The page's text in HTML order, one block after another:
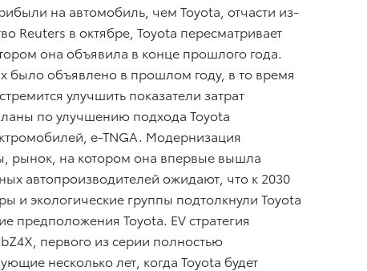
на автомобиль, чем Toyota, отчасти из-
Reuters в октябре, Toyota пересматривает
она объявила в конце прошлого года.
было объявлено в прошлом году, в то время
улучшить показатели затрат
по улучшению подхода Toyota
e-TNGA. Модернизация
рынок, на котором она впервые вышла
автопроизводителей ожидают, что к 2030
и экологические группы подтолкнули Toyota
Toyota. EV стратегия
первого из серии полностью
несколько лет, когда Toyota будет